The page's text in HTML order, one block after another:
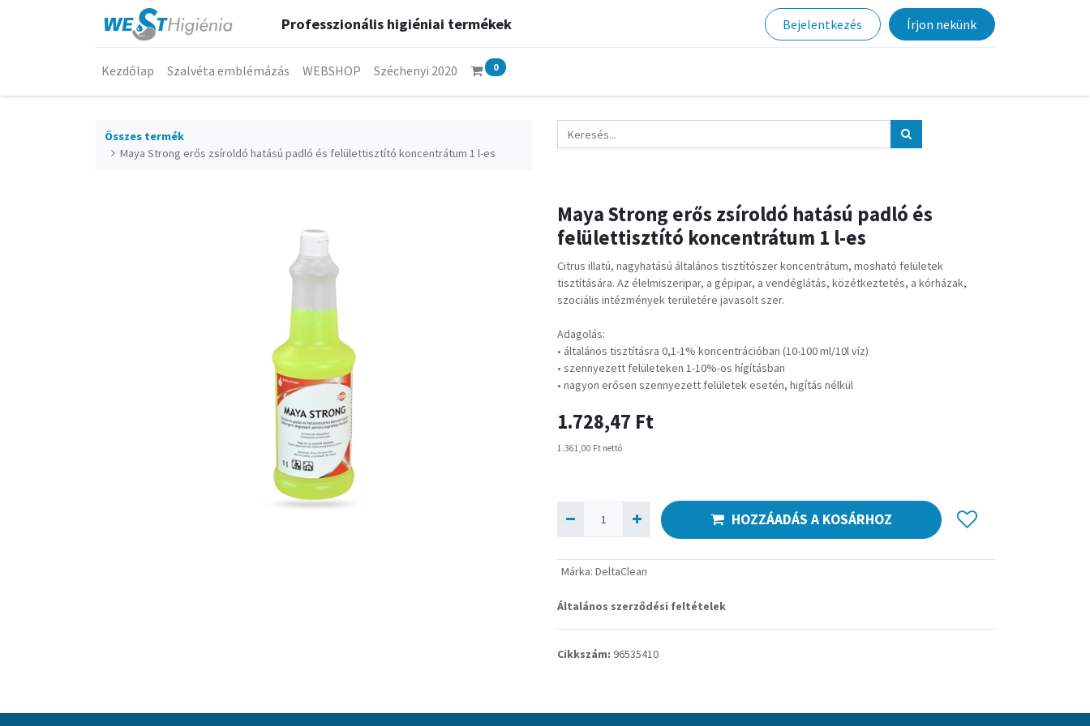
Professzionális higiéniai termékek Bejelentkezés Írjon nekünk
Kezdőlap Szalvéta emblémázás WEBSHOP Széchenyi 2020 0
Összes termék
Maya Strong erős zsíroldó hatású padló és felülettisztító koncentrátum 1 l-es
Maya Strong erős zsíroldó hatású padló és
felülettisztító koncentrátum 1 l-es
Citrus illatú, nagyhatású általános tisztítószer koncentrátum, mosható felületek
tisztítására. Az élelmiszeripar, a gépipar, a vendéglátás, közétkeztetés, a kórházak,
szociális intézmények területére javasolt szer.
Adagolás:
• általános tisztításra 0,1-1% koncentrációban (10-100 ml/10l víz)
• szennyezett felületeken 1-10%-os hígításban
• nagyon erősen szennyezett felületek esetén, higítás nélkül
1.728,47 Ft
1.361,00 Ft nettó
HOZZÁADÁS A KOSÁRHOZ
Márka: DeltaClean
Általános szerződési feltételek
Cikkszám: 96535410